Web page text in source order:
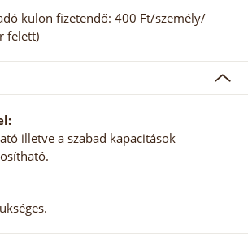
külön fizetendő: 400 Ft/személy/
felett)
illetve a szabad kapacitások